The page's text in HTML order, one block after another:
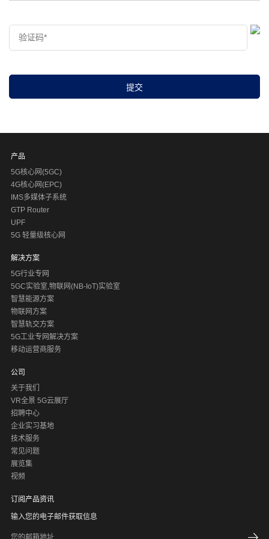
产品
5G核心网(5GC)
4G核心网(EPC)
IMS多媒体子系统
GTP Router
UPF
5G 轻量级核心网
解决方案
5G行业专网
5GC实验室,物联网(NB-IoT)实验室
智慧能源方案
物联网方案
智慧轨交方案
5G工业专网解决方案
移动运营商服务
公司
关于我们
VR全景 5G云展厅
招聘中心
企业实习基地
技术服务
常见问题
展览集
视频
订阅产品资讯
输入您的电子邮件获取信息